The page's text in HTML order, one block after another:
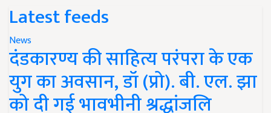
Latest feeds
News
दंडकारण्य की साहित्य परंपरा के एक
युग का अवसान, डॉ (प्रो). बी. एल. झा
को दी गई भावभीनी श्रद्धांजलि